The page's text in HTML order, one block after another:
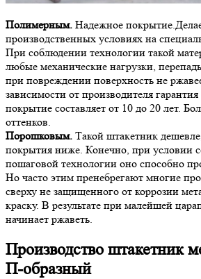
Полимерным. Надежное
производственных условиях на
При соблюдении технологии такой
любые механические нагрузки,
при повреждении поверхность не
зависимости от производителя
покрытие составляет от 10 до 20 лет.
оттенков.
Порошковым. Такой штакетник
покрытия ниже. Конечно, при условии
пошаговой технологии оно способно
Но часто этим пренебрегают многие
сверху не защищенного от коррозии
краску. В результате при малейшей
начинает ржаветь.
Производство штакетник
П-образный